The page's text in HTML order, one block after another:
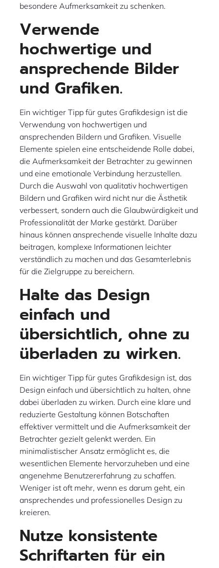
besondere Aufmerksamkeit zu schenken.
Verwende
hochwertige und
ansprechende Bilder
und Grafiken.
Ein wichtiger Tipp für gutes Grafikdesign ist die
Verwendung von hochwertigen und
ansprechenden Bildern und Grafiken. Visuelle
Elemente spielen eine entscheidende Rolle dabei,
die Aufmerksamkeit der Betrachter zu gewinnen
und eine emotionale Verbindung herzustellen.
Durch die Auswahl von qualitativ hochwertigen
Bildern und Grafiken wird nicht nur die Ästhetik
verbessert, sondern auch die Glaubwürdigkeit und
Professionalität der Marke gestärkt. Darüber
hinaus können ansprechende visuelle Inhalte dazu
beitragen, komplexe Informationen leichter
verständlich zu machen und das Gesamterlebnis
für die Zielgruppe zu bereichern.
Halte das Design
einfach und
übersichtlich, ohne zu
überladen zu wirken.
Ein wichtiger Tipp für gutes Grafikdesign ist, das
Design einfach und übersichtlich zu halten, ohne
dabei überladen zu wirken. Durch eine klare und
reduzierte Gestaltung können Botschaften
effektiver vermittelt und die Aufmerksamkeit der
Betrachter gezielt gelenkt werden. Ein
minimalistischer Ansatz ermöglicht es, die
wesentlichen Elemente hervorzuheben und eine
angenehme Benutzererfahrung zu schaffen.
Weniger ist oft mehr, wenn es darum geht, ein
ansprechendes und professionelles Design zu
kreieren.
Nutze konsistente
Schriftarten für ein